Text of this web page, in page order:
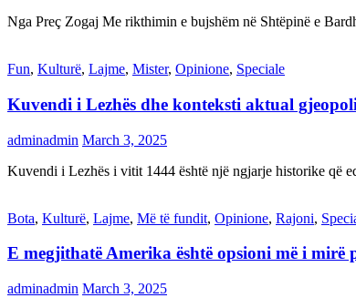
Nga Preç Zogaj Me rikthimin e bujshëm në Shtëpinë e
Fun, Kulturë, Lajme, Mister, Opinione, Speciale
Kuvendi i Lezhës dhe konteksti aktual
adminadmin March 3, 2025
Kuvendi i Lezhës i vitit 1444 është një ngjarje historike që
Bota, Kulturë, Lajme, Më të fundit, Opinione, Rajoni,
E megjithatë Amerika është opsioni më i mirë
adminadmin March 3, 2025